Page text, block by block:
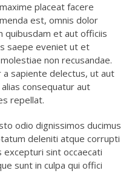
placeat facere
est, omnis dolor
quibusdam et aut officiis
saepe eveniet ut et
non recusandae.
sapiente delectus, ut aut
consequatur aut
repellat.
odio dignissimos ducimus
deleniti atque corrupti
sint occaecati
sunt in culpa qui offici